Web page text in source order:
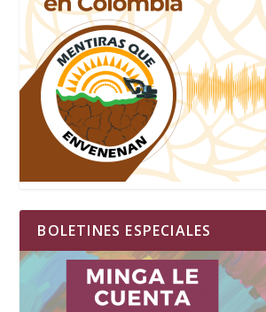
BOLETINES ESPECIALES